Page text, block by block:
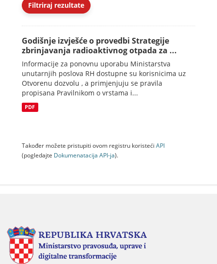
Filtriraj rezultate
Godišnje izvješće o provedbi Strategije
zbrinjavanja radioaktivnog otpada za ...
Informacije za ponovnu uporabu Ministarstva
unutarnjih poslova RH dostupne su korisnicima uz
Otvorenu dozvolu , a primjenjuju se pravila
propisana Pravilnikom o vrstama i...
PDF
Također možete pristupiti ovom registru koristeći API
(pogledajte Dokumenаtаcijа API-jа).